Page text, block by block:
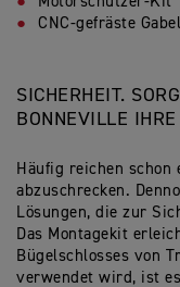
CNC-gefräste
SICHERHEIT.
BONNEVILLE
Häufig reichen schon
abzuschrecken.
Lösungen, die zur
Das Montagekit
Bügelschlosses von
verwendet wird, ist